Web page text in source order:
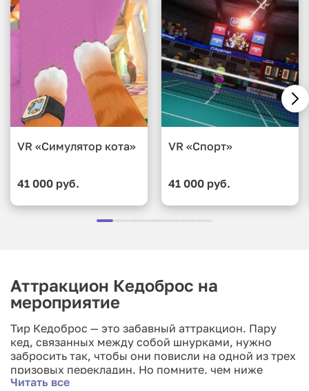
VR «Симулятор кота»
41 000 руб.
VR «Спорт»
41 000 руб.
Аттракцион Кедоброс на
мероприятие
Тир Кедоброс — это забавный аттракцион. Пару
кед, связанных между собой шнурками, нужно
забросить так, чтобы они повисли на одной из трех
призовых перекладин. Но помните, чем ниже
расположена перекладина, тем сложнее туда
Читать все